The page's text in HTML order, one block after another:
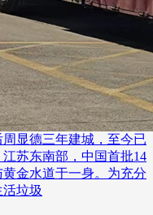
显德三年建城，至今已
苏东南部，中国首批14
金水道于一身。为充分
垃圾